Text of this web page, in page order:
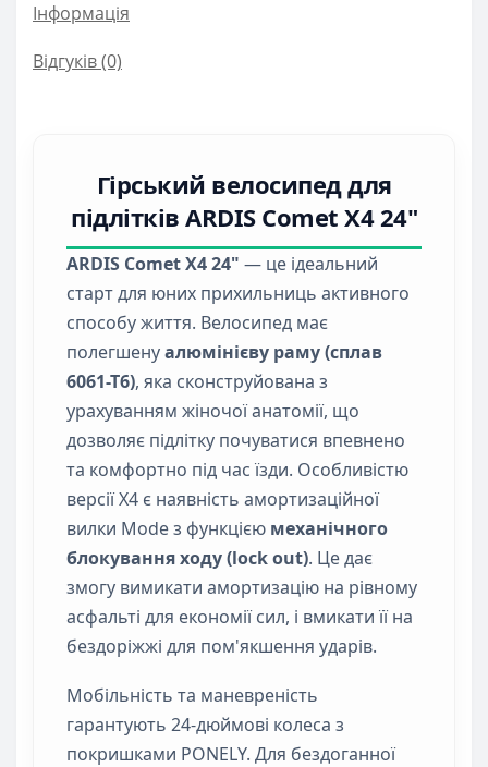
Інформація
Відгуків (0)
Гірський велосипед для
підлітків ARDIS Comet X4 24"
ARDIS Comet X4 24" — це ідеальний
старт для юних прихильниць активного
способу життя. Велосипед має
полегшенуалюмінієву раму (сплав
6061-Т6), яка сконструйована з
урахуванням жіночої анатомії, що
дозволяє підлітку почуватися впевнено
та комфортно під час їзди. Особливістю
версії X4 є наявність амортизаційної
вилки Mode з функцією механічного
блокування ходу (lock out). Це дає
змогу вимикати амортизацію на рівному
асфальті для економії сил, і вмикати її на
бездоріжжі для пом'якшення ударів.
Мобільність та маневреність
гарантують 24-дюймові колеса з
покришками PONELY. Для бездоганної